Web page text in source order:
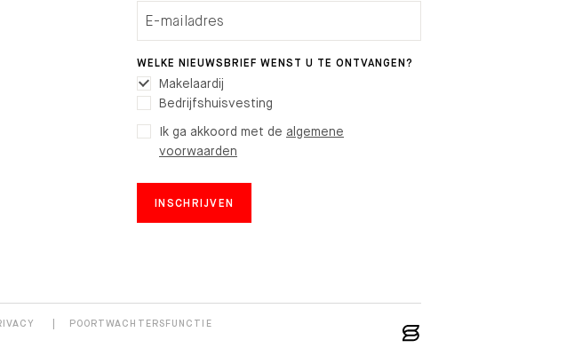
WELKE NIEUWSBRIEF WENST U TE ONTVANGEN?
Makelaardij
Bedrijfshuisvesting
Ik ga akkoord met de algemene
voorwaarden
INSCHRIJVEN
POORTWACHTERSFUNCTIE